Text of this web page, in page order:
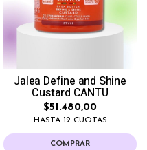
Jalea Define and Shine
Custard CANTU
$51.480,00
HASTA 12 CUOTAS
COMPRAR